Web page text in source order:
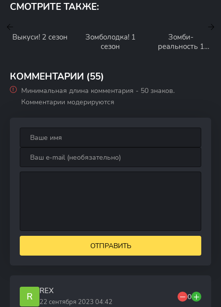
СМОТРИТЕ ТАКЖЕ:
Выкуси! 2 сезон
Зомболодка! 1
сезон
Зомби-
реальность 1
КОММЕНТАРИИ (55)
Минимальная длина комментария - 50 знаков.
Комментарии модерируются
ОТПРАВИТЬ
R REX
22 сентября 2023 04:42
0